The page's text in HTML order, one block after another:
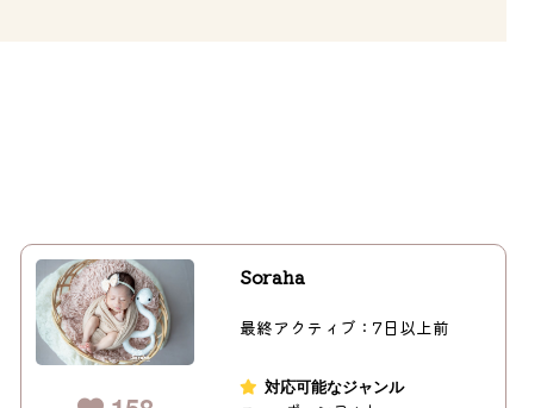
Soraha
最終アクティブ：7日以上前
対応可能なジャンル